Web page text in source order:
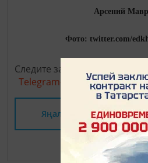
Арсений
Фото: twitter.com/
Следите за самым важным и
Telegram-канале Татмедиа
Яңалыклар битенә